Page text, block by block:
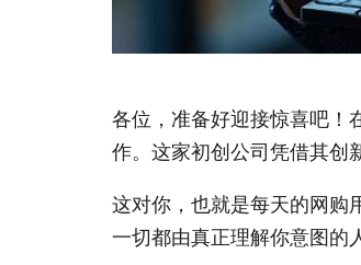
各位，准备好迎接惊喜吧！
作。这家初创公司凭借其创
这对你，也就是每天的网购
一切都由真正理解你意图的